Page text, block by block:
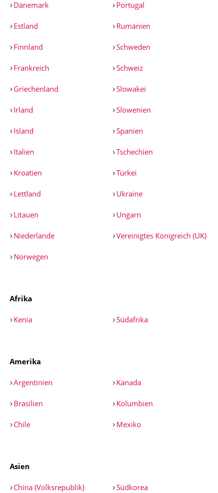
Dänemark Portugal
Estland Rumänien
Finnland Schweden
Frankreich Schweiz
Griechenland Slowakei
Irland Slowenien
Island Spanien
Italien Tschechien
Kroatien Türkei
Lettland Ukraine
Litauen Ungarn
Niederlande Vereinigtes Königreich (UK)
Norwegen
Afrika
Kenia Südafrika
Amerika
Argentinien Kanada
Brasilien Kolumbien
Chile Mexiko
Asien
China (Volksrepublik) Südkorea